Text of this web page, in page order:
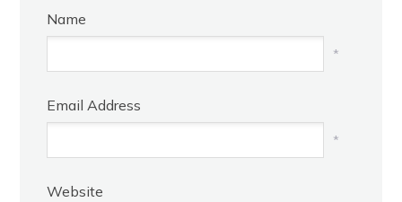
Name
*
Email Address
*
Website